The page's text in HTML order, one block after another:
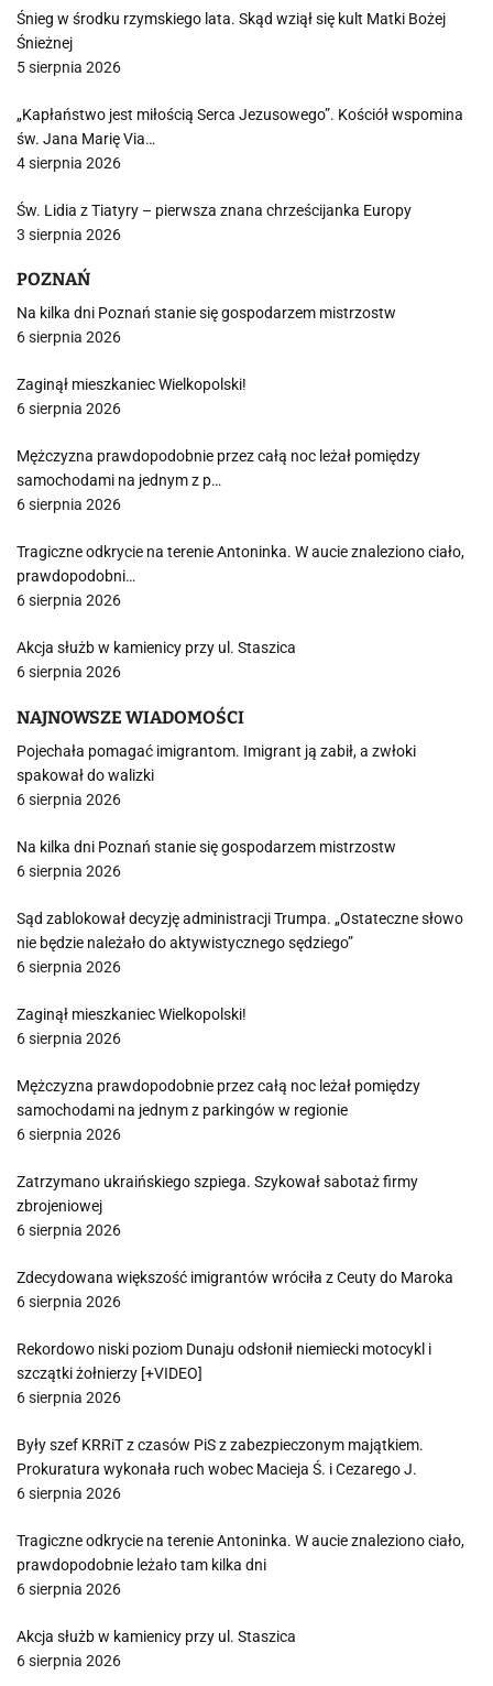
Śnieg w środku rzymskiego lata. Skąd wziął się kult Matki Bożej
Śnieżnej
5 sierpnia 2026
„Kapłaństwo jest miłością Serca Jezusowego”. Kościół wspomina
św. Jana Marię Via…
4 sierpnia 2026
Św. Lidia z Tiatyry – pierwsza znana chrześcijanka Europy
3 sierpnia 2026
POZNAŃ
Na kilka dni Poznań stanie się gospodarzem mistrzostw
6 sierpnia 2026
Zaginął mieszkaniec Wielkopolski!
6 sierpnia 2026
Mężczyzna prawdopodobnie przez całą noc leżał pomiędzy
samochodami na jednym z p…
6 sierpnia 2026
Tragiczne odkrycie na terenie Antoninka. W aucie znaleziono ciało,
prawdopodobni…
6 sierpnia 2026
Akcja służb w kamienicy przy ul. Staszica
6 sierpnia 2026
NAJNOWSZE WIADOMOŚCI
Pojechała pomagać imigrantom. Imigrant ją zabił, a zwłoki
spakował do walizki
6 sierpnia 2026
Na kilka dni Poznań stanie się gospodarzem mistrzostw
6 sierpnia 2026
Sąd zablokował decyzję administracji Trumpa. „Ostateczne słowo
nie będzie należało do aktywistycznego sędziego”
6 sierpnia 2026
Zaginął mieszkaniec Wielkopolski!
6 sierpnia 2026
Mężczyzna prawdopodobnie przez całą noc leżał pomiędzy
samochodami na jednym z parkingów w regionie
6 sierpnia 2026
Zatrzymano ukraińskiego szpiega. Szykował sabotaż firmy
zbrojeniowej
6 sierpnia 2026
Zdecydowana większość imigrantów wróciła z Ceuty do Maroka
6 sierpnia 2026
Rekordowo niski poziom Dunaju odsłonił niemiecki motocykl i
szczątki żołnierzy [+VIDEO]
6 sierpnia 2026
Były szef KRRiT z czasów PiS z zabezpieczonym majątkiem.
Prokuratura wykonała ruch wobec Macieja Ś. i Cezarego J.
6 sierpnia 2026
Tragiczne odkrycie na terenie Antoninka. W aucie znaleziono ciało,
prawdopodobnie leżało tam kilka dni
6 sierpnia 2026
Akcja służb w kamienicy przy ul. Staszica
6 sierpnia 2026